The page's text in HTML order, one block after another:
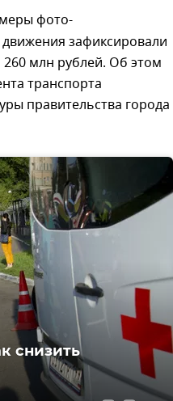
фото-
зафиксировали
млн рублей. Об этом
транспорта
правительства города
снизить